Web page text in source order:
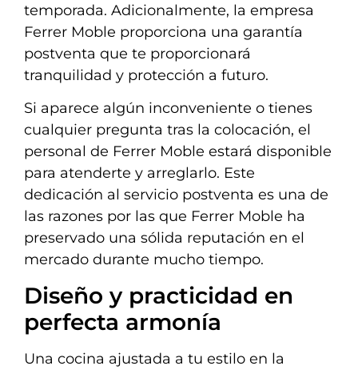
temporada. Adicionalmente, la empresa
Ferrer Moble proporciona una garantía
postventa que te proporcionará
tranquilidad y protección a futuro.
Si aparece algún inconveniente o tienes
cualquier pregunta tras la colocación, el
personal de Ferrer Moble estará disponible
para atenderte y arreglarlo. Este
dedicación al servicio postventa es una de
las razones por las que Ferrer Moble ha
preservado una sólida reputación en el
mercado durante mucho tiempo.
Diseño y practicidad en
perfecta armonía
Una cocina ajustada a tu estilo en la